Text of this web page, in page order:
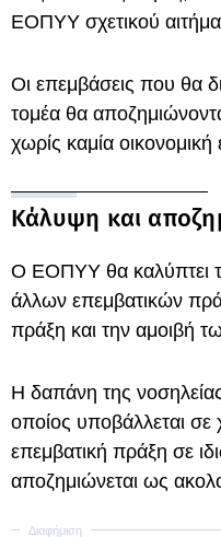
ΕΟΠΥΥ σχετικού
Οι επεμβάσεις που θα
τομέα θα
χωρίς καμία
Κάλυψη και
Ο ΕΟΠΥΥ θα καλύπτει τη
άλλων επεμβατικών
πράξη και την αμοιβή
Η δαπάνη της
οποίος υποβάλλεται σε
επεμβατική πράξη σε
αποζημιώνεται ως